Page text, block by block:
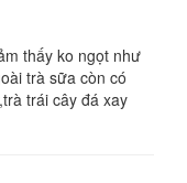
thấy ko ngọt như
trà sữa còn có
trái cây đá xay